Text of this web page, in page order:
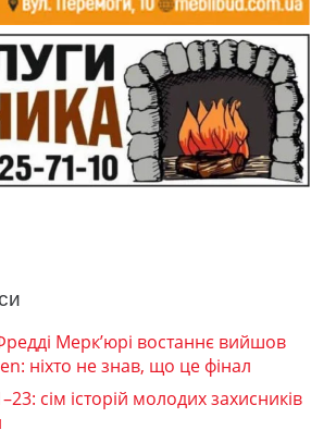
Мерк’юрі востаннє вийшов
ніхто не знав, що це фінал
сім історій молодих захисників